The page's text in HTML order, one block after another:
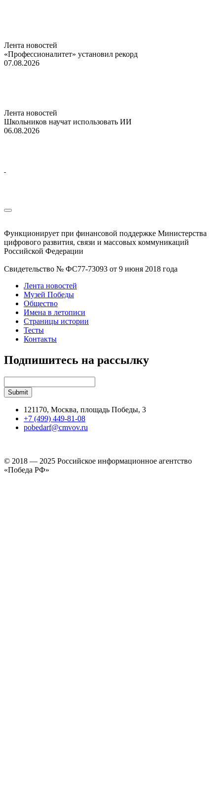
Лента новостей
«Профессионалитет» установил рекорд
07.08.2026
Лента новостей
Школьников научат использовать ИИ
06.08.2026
Функционирует при финансовой поддержке Министерства
цифрового развития, связи и массовых коммуникаций
Российской Федерации
Свидетельство № ФС77-73093 от 9 июня 2018 года
Лента новостей
Музей Победы
Общество
Имена в летописи
Страницы истории
Тесты
Контакты
Подпишитесь на рассылку
121170, Москва, площадь Победы, 3
+7 (499) 449-81-08
pobedarf@cmvov.ru
© 2018 — 2025 Российское информационное агентство
«Победа РФ»